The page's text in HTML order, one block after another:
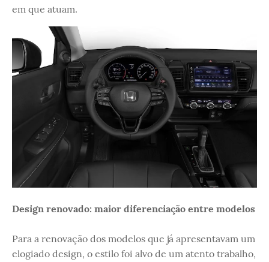
em que atuam.
Design renovado: maior diferenciação entre modelos
Para a renovação dos modelos que já apresentavam um
elogiado design, o estilo foi alvo de um atento trabalho,